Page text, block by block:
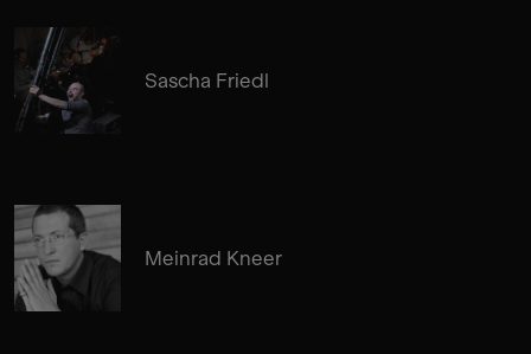
Sascha Friedl
Meinrad Kneer